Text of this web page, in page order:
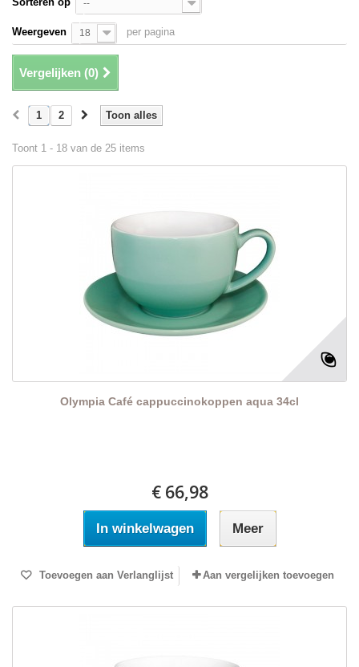
--
Weergeven 18 per pagina
Vergelijken (0)
Toon alles
1 2
Toont 1 - 18 van de 25 items
Olympia Café cappuccinokoppen aqua 34cl
€ 66,98
In winkelwagen Meer
Toevoegen aan Verlanglijst Aan vergelijken toevoegen